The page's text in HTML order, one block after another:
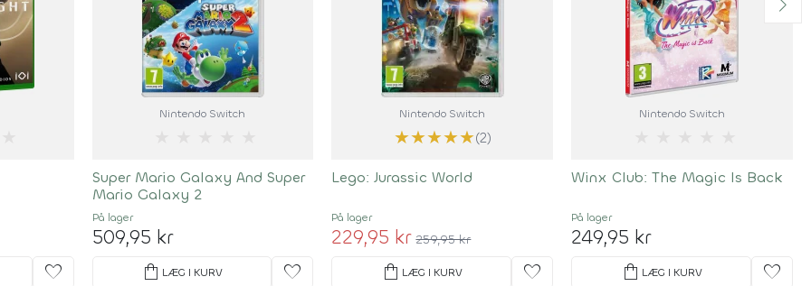
favorite
Nintendo Switch
Super Mario Galaxy And Super
Mario Galaxy 2
På lager
509,95 kr
shopping_bag LÆG I KURV favorite
Nintendo Switch
★★★★★(2)
Lego: Jurassic World
På lager
229,95 kr 259,95 kr
shopping_bag LÆG I KURV favorite
Nintendo Switch
Winx Club: The Magic Is Back
På lager
249,95 kr
shopping_bag LÆG I KURV favorite